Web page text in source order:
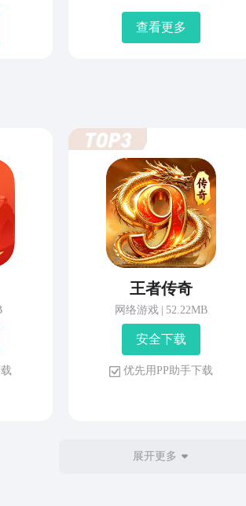
查看更多
载
王者传奇
网络游戏 52.22MB
安 全 下 载
优 先 用 P P 助 手 下 载
展开更多